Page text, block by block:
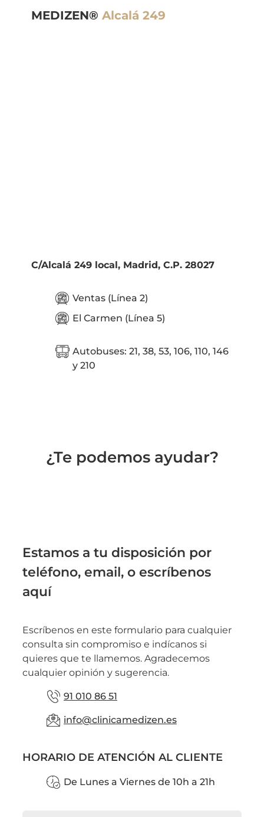
MEDIZEN®Alcalá 249
C/Alcalá 249 local, Madrid, C.P. 28027
Ventas (Línea 2)
El Carmen (Línea 5)
Autobuses: 21, 38, 53, 106, 110, 146
y 210
¿Te podemos ayudar?
Estamos a tu disposición por
teléfono, email, o escríbenos
aquí
Escríbenos en este formulario para cualquier
consulta sin compromiso e indícanos si
quieres que te llamemos. Agradecemos
cualquier opinión y sugerencia.
91 010 86 51
info@clinicamedizen.es
HORARIO DE ATENCIÓN AL CLIENTE
De Lunes a Viernes de 10h a 21h